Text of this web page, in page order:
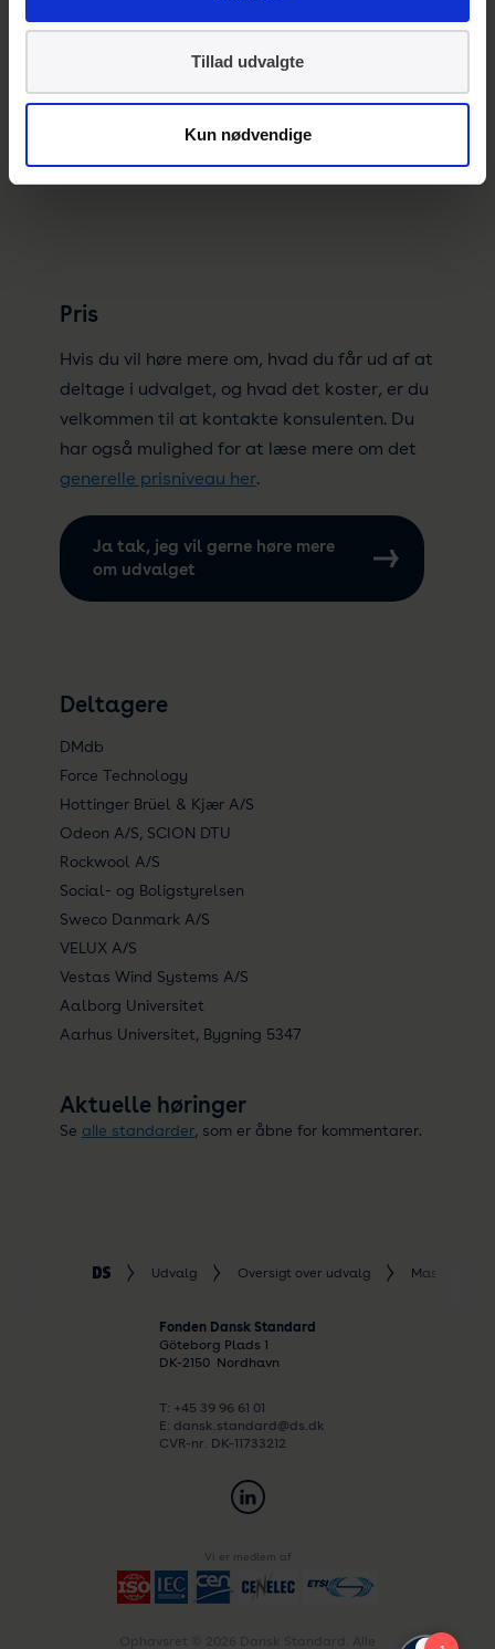
Tillad udvalgte
Kun nødvendige
Pris
Hvis du vil høre mere om, hvad du får ud af at
deltage i udvalget, og hvad det koster, er du
velkommen til at kontakte konsulenten. Du
har også mulighed for at læse mere om det
generelle prisniveau her.
Ja tak, jeg vil gerne høre mere
om udvalget
Deltagere
DMdb
Force Technology
Hottinger Brüel & Kjær A/S
Odeon A/S, SCION DTU
Rockwool A/S
Social- og Boligstyrelsen
Sweco Danmark A/S
VELUX A/S
Vestas Wind Systems A/S
Aalborg Universitet
Aarhus Universitet, Bygning 5347
Aktuelle høringer
Se alle standarder, som er åbne for kommentarer.
Udvalg Oversigt over udvalg Maskiner og
Fonden Dansk Standard
Göteborg Plads 1
DK-2150 Nordhavn
T: +45 39 96 61 01
E: dansk.standard@ds.dk
CVR-nr. DK-11733212
Vi er medlem af
Ophavsret © 2026 Dansk Standard. Alle